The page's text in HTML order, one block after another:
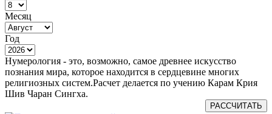
Месяц
Год
Нумерология - это, возможно, самое древнее искусство
познания мира, которое находится в сердцевине многих
религиозных систем.Расчет делается по учению Карам Крия
Шив Чаран Сингха.
РАССЧИТАТЬ